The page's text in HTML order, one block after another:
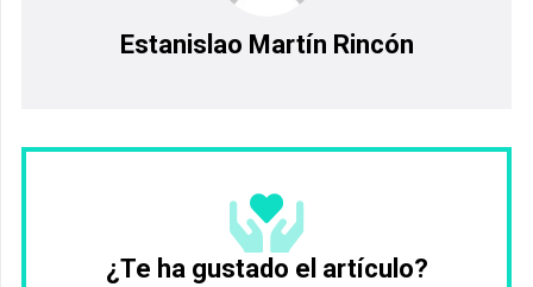
Estanislao Martín Rincón
¿Te ha gustado el artículo?